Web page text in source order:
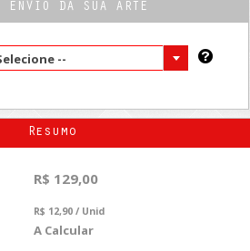
ENVIO DA SUA ARTE
--
Resumo
R$ 129,00
R$ 12,90 / Unid
A Calcular